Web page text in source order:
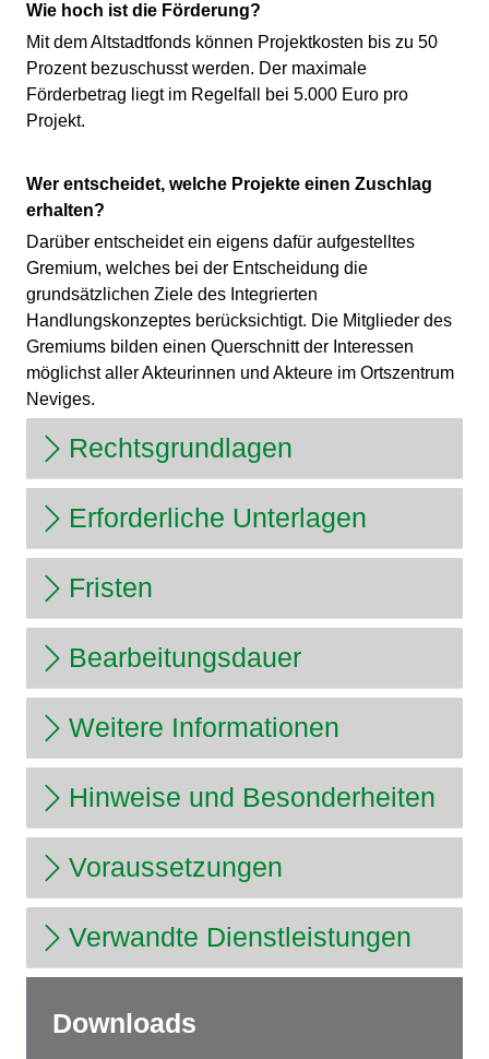
Wie hoch ist die Förderung?
Mit dem Altstadtfonds können Projektkosten bis zu 50
Prozent bezuschusst werden. Der maximale
Förderbetrag liegt im Regelfall bei 5.000 Euro pro
Projekt.
Wer entscheidet, welche Projekte einen Zuschlag
erhalten?
Darüber entscheidet ein eigens dafür aufgestelltes
Gremium, welches bei der Entscheidung die
grundsätzlichen Ziele des Integrierten
Handlungskonzeptes berücksichtigt. Die Mitglieder des
Gremiums bilden einen Querschnitt der Interessen
möglichst aller Akteurinnen und Akteure im Ortszentrum
Neviges.
Rechtsgrundlagen
Erforderliche Unterlagen
Fristen
Bearbeitungsdauer
Weitere Informationen
Hinweise und Besonderheiten
Voraussetzungen
Verwandte Dienstleistungen
Downloads